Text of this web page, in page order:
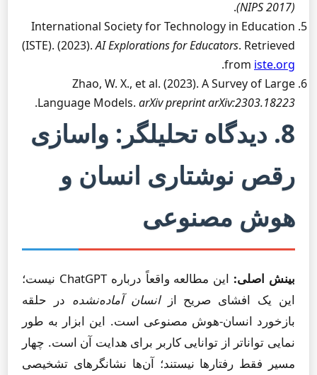
(NIPS 2017)
.
International Society for Technology in Education
(ISTE). (2023).AI Explorations for Educators. Retrieved
from iste.org
.
Zhao, W. X., et al. (2023). A Survey of Large
Language Models. arXiv preprint arXiv:2303.18223
.
8. دیدگاه تحلیلگر: واسازی
رقص نوشتاری انسان و
هوش مصنوعی
بینش اصلی:
این مطالعه واقعاً درباره ChatGPT نیست؛
این یک افشای صریح ازانسان آماده‌نشده در حلقه
بازخورد انسان-هوش مصنوعی است. این ابزار به طور
نمایی تواناتر از توانایی کاربر برای هدایت آن است. چهار
مسیر فقط رفتارها نیستند؛ آن‌ها نشانگرهای تشخیصی